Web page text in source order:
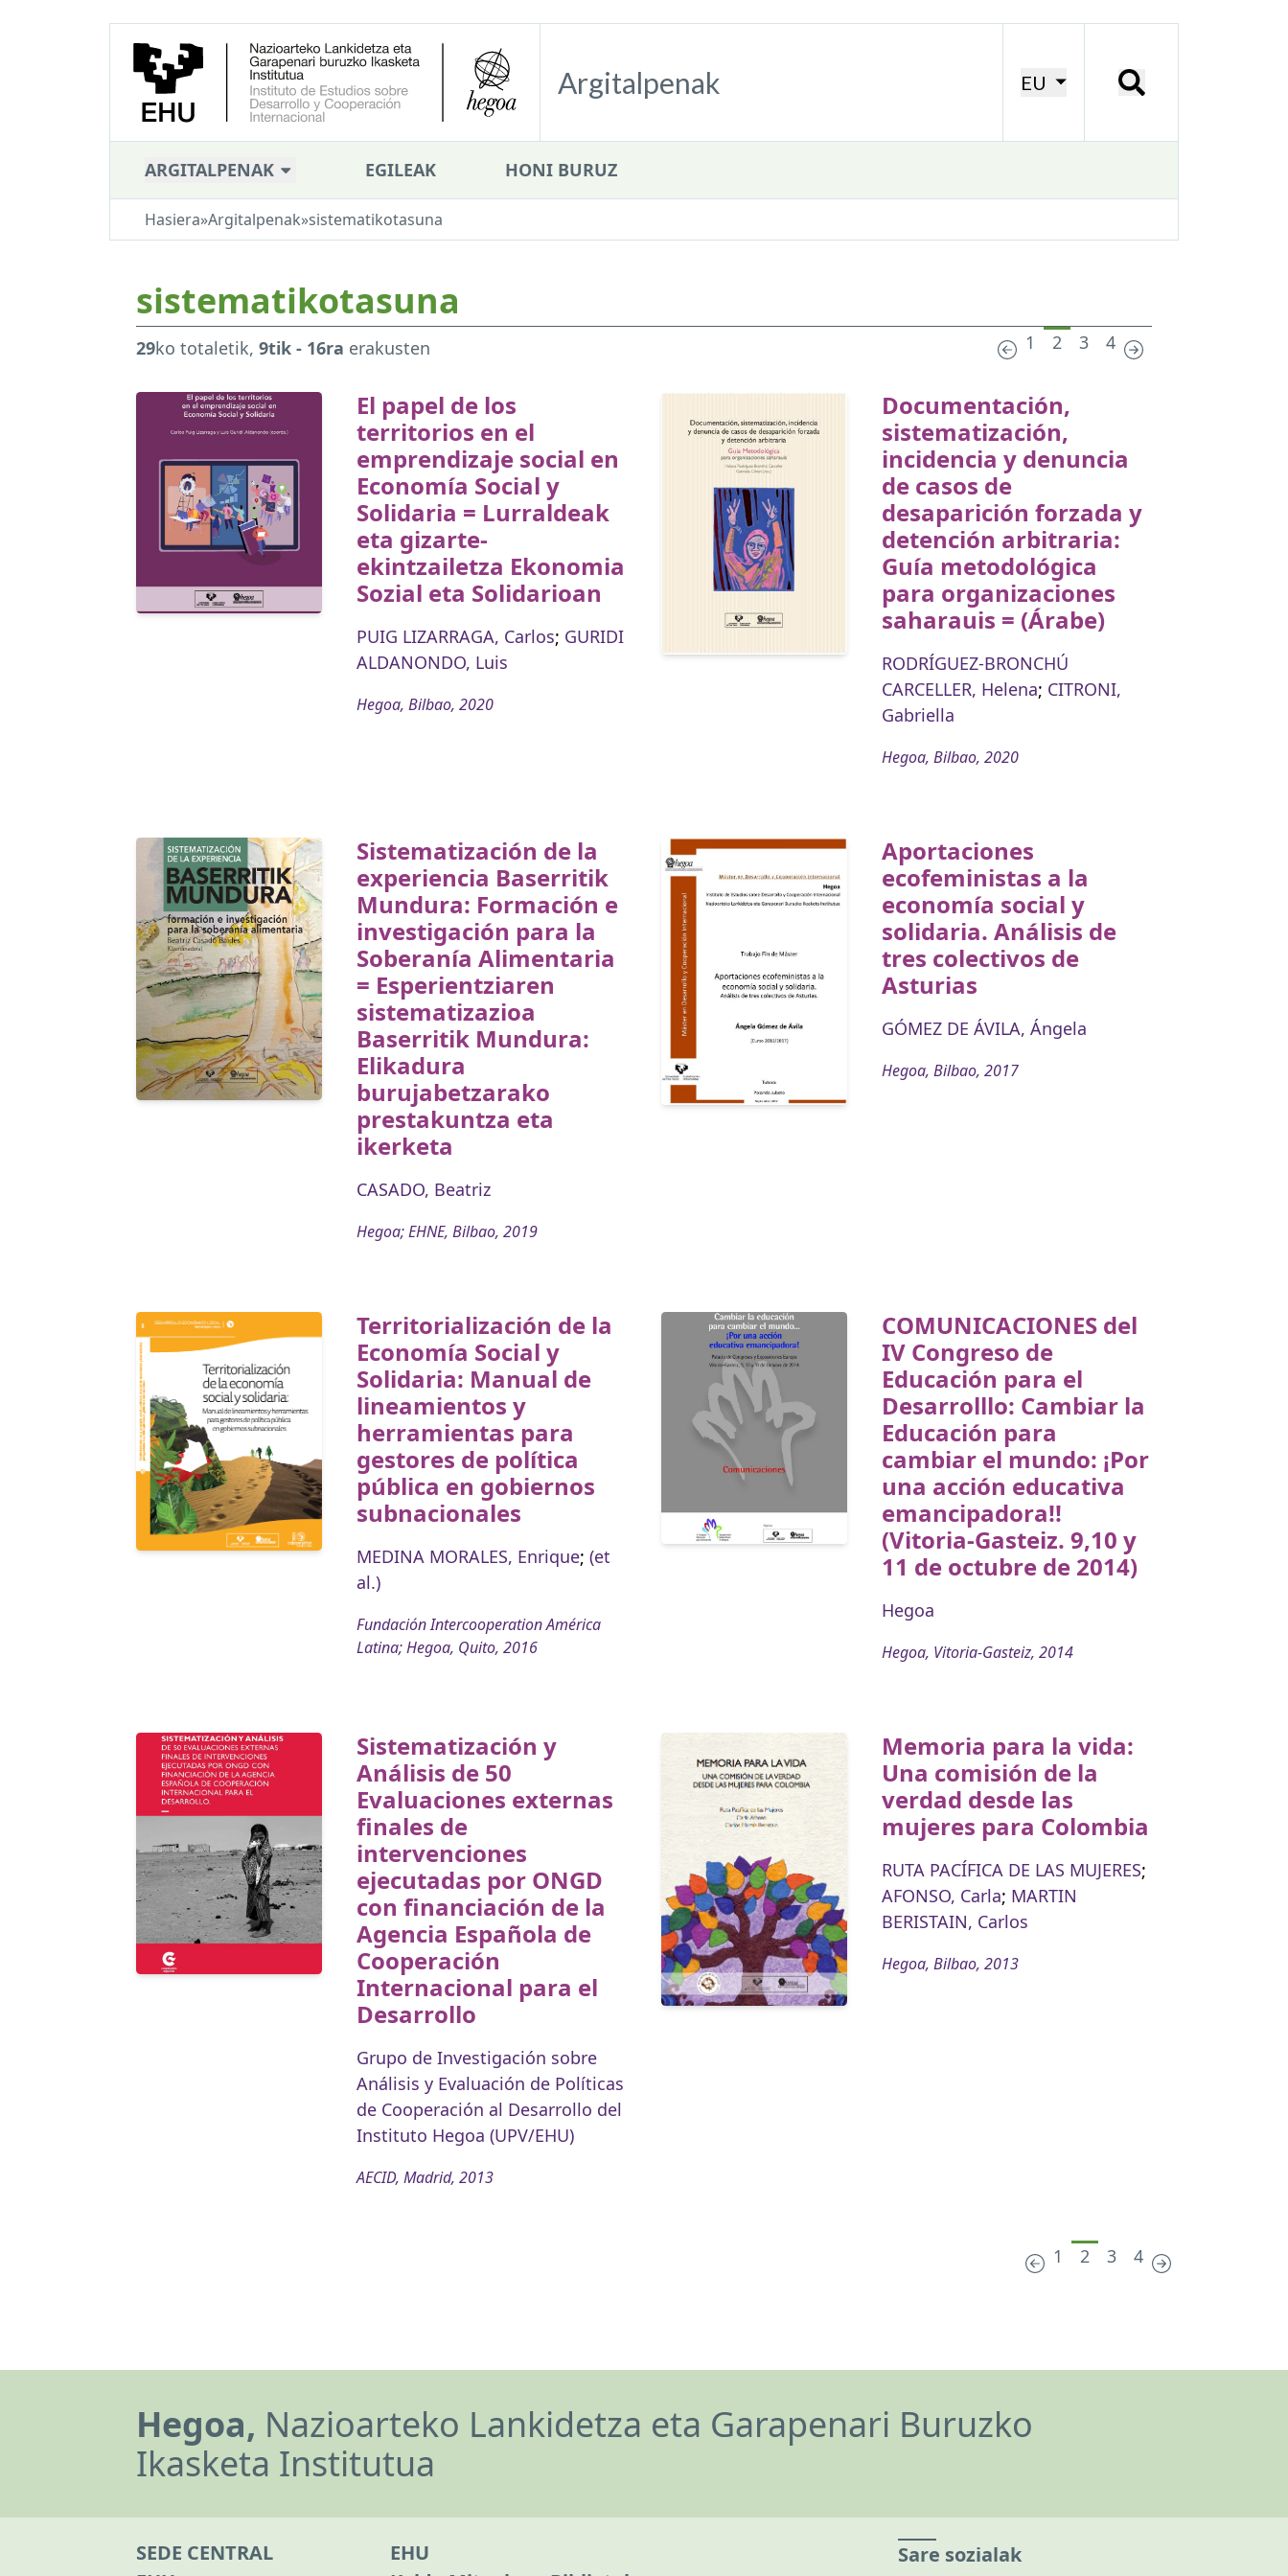
Argitalpenak EU
ARGITALPENAK EGILEAK HONI BURUZ
Hasiera»Argitalpenak»sistematikotasuna
sistematikotasuna
29ko totaletik, 9tik - 16ra erakusten 1 2 3 4
El papel de los
territorios en el
emprendizaje social en
Economía Social y
Solidaria = Lurraldeak
eta gizarte-
ekintzailetza Ekonomia
Sozial eta Solidarioan
PUIG LIZARRAGA, Carlos; GURIDI
ALDANONDO, Luis
Hegoa, Bilbao, 2020
Documentación,
sistematización,
incidencia y denuncia
de casos de
desaparición forzada y
detención arbitraria:
Guía metodológica
para organizaciones
saharauis = (Árabe)
RODRÍGUEZ-BRONCHÚ
CARCELLER, Helena; CITRONI,
Gabriella
Hegoa, Bilbao, 2020
Sistematización de la
experiencia Baserritik
Mundura: Formación e
investigación para la
Soberanía Alimentaria
= Esperientziaren
sistematizazioa
Baserritik Mundura:
Elikadura
burujabetzarako
prestakuntza eta
ikerketa
CASADO, Beatriz
Hegoa; EHNE, Bilbao, 2019
Aportaciones
ecofeministas a la
economía social y
solidaria. Análisis de
tres colectivos de
Asturias
GÓMEZ DE ÁVILA, Ángela
Hegoa, Bilbao, 2017
Territorialización de la
Economía Social y
Solidaria: Manual de
lineamientos y
herramientas para
gestores de política
pública en gobiernos
subnacionales
MEDINA MORALES, Enrique; (et
al.)
Fundación Intercooperation América
Latina; Hegoa, Quito, 2016
COMUNICACIONES del
IV Congreso de
Educación para el
Desarrolllo: Cambiar la
Educación para
cambiar el mundo: ¡Por
una acción educativa
emancipadora!!
(Vitoria-Gasteiz. 9,10 y
11 de octubre de 2014)
Hegoa
Hegoa, Vitoria-Gasteiz, 2014
Sistematización y
Análisis de 50
Evaluaciones externas
finales de
intervenciones
ejecutadas por ONGD
con financiación de la
Agencia Española de
Cooperación
Internacional para el
Desarrollo
Grupo de Investigación sobre
Análisis y Evaluación de Políticas
de Cooperación al Desarrollo del
Instituto Hegoa (UPV/EHU)
AECID, Madrid, 2013
Memoria para la vida:
Una comisión de la
verdad desde las
mujeres para Colombia
RUTA PACÍFICA DE LAS MUJERES;
AFONSO, Carla; MARTIN
BERISTAIN, Carlos
Hegoa, Bilbao, 2013
1 2 3 4
Hegoa, Nazioarteko Lankidetza eta Garapenari Buruzko
Ikasketa Institutua
SEDE CENTRAL
EHU
Sare sozialak